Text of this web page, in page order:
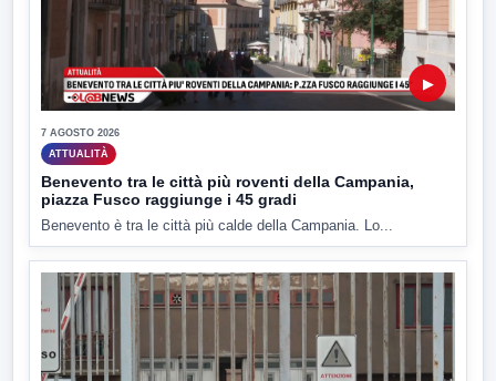
▶
7 AGOSTO 2026
ATTUALITÀ
Benevento tra le città più roventi della Campania,
piazza Fusco raggiunge i 45 gradi
Benevento è tra le città più calde della Campania. Lo...